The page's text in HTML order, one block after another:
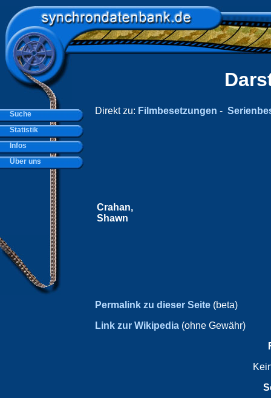
Direkt zu: Filmbesetzungen -
Crahan,
Shawn
Permalink zu dieser Seite (beta)
Link zur Wikipedia (ohne Gewähr)
Suche
Statistik
Infos
Über uns